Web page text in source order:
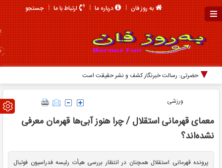
به روز فان درباره ما ارتباط با ما جستجو
حضرتی: رسالت خبرنگار کشف و نشر حقیقت است
ورزشی
معمای قهرمانی استقلال / چرا هنوز آبی‌ها قهرمان معرفی
نشده‌اند؟
پرونده قهرمانی استقلال همچنان در انتظار بررسی هیأت رئیسه فدراسیون فوتبال